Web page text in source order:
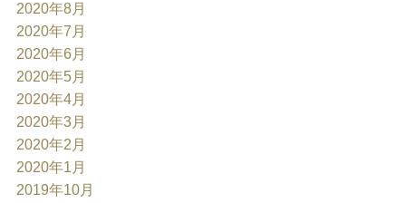
2020年8月
2020年7月
2020年6月
2020年5月
2020年4月
2020年3月
2020年2月
2020年1月
2019年10月